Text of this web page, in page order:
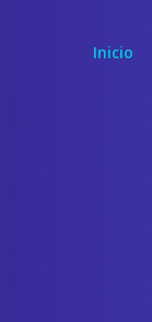
Inicio